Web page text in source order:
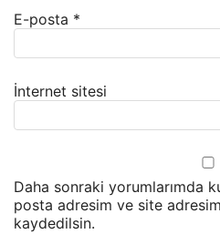
E-posta *
İnternet sitesi
Daha sonraki yorumlarımda
posta adresim ve site
kaydedilsin.